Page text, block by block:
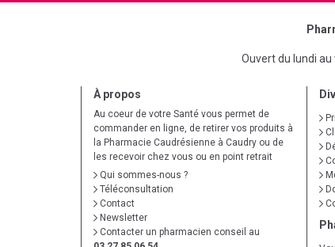
Ouvert du lundi
À propos
Au coeur de votre Santé vous permet de
commander en ligne, de retirer vos produits à
la Pharmacie Caudrésienne à Caudry ou de
les recevoir chez vous ou en point retrait
Qui sommes-nous ?
Téléconsultation
Contact
Newsletter
Contacter un pharmacien conseil au